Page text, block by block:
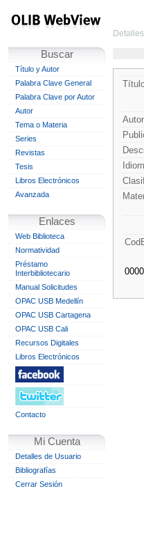
Buscar
Título y Autor
Palabra Clave General
Palabra Clave por Autor
Autor
Tema o Materia
Series
Revistas
Tesis
Libros Electrónicos
Avanzada
Enlaces
Web Biblioteca
Normatividad
Préstamo
Interbibliotecario
Manual Solicitudes
OPAC USB Medellín
OPAC USB Cartagena
OPAC USB Cali
Recursos Digitales
Libros Electrónicos
Contacto
Mi Cuenta
Detalles de Usuario
Bibliografías
Cerrar Sesión